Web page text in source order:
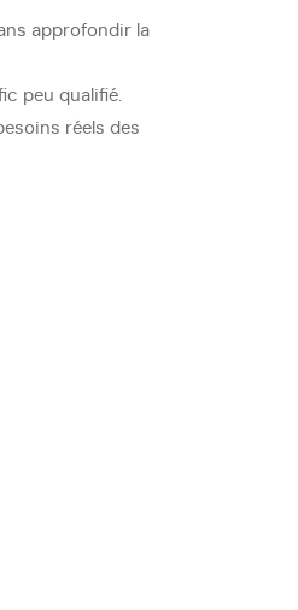
approfondir la
peu qualifié.
réels des